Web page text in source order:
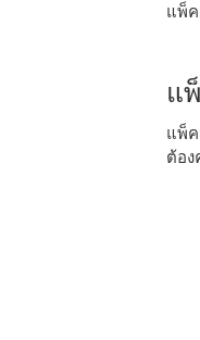
แพ็ค
แ
แพ็
ต้อ